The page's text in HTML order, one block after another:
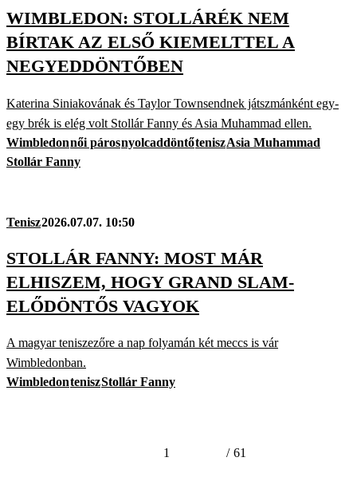
WIMBLEDON: STOLLÁRÉK NEM
BÍRTAK AZ ELSŐ KIEMELTTEL A
NEGYEDDÖNTŐBEN
Katerina Siniakovának és Taylor Townsendnek játszmánként egy-
egy brék is elég volt Stollár Fanny és Asia Muhammad ellen.
Wimbledonnői párosnyolcaddöntőteniszAsia Muhammad
Stollár Fanny
Tenisz2026.07.07. 10:50
STOLLÁR FANNY: MOST MÁR
ELHISZEM, HOGY GRAND SLAM-
ELŐDÖNTŐS VAGYOK
A magyar teniszezőre a nap folyamán két meccs is vár
Wimbledonban.
WimbledonteniszStollár Fanny
1 / 61